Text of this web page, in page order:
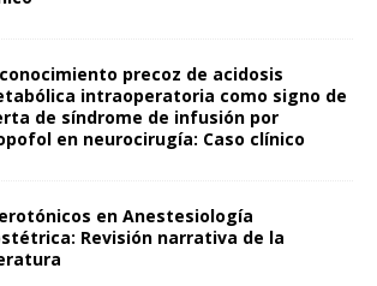
precoz de acidosis
intraoperatoria como signo de
de síndrome de infusión por
en neurocirugía: Caso clínico
en Anestesiología
Revisión narrativa de la